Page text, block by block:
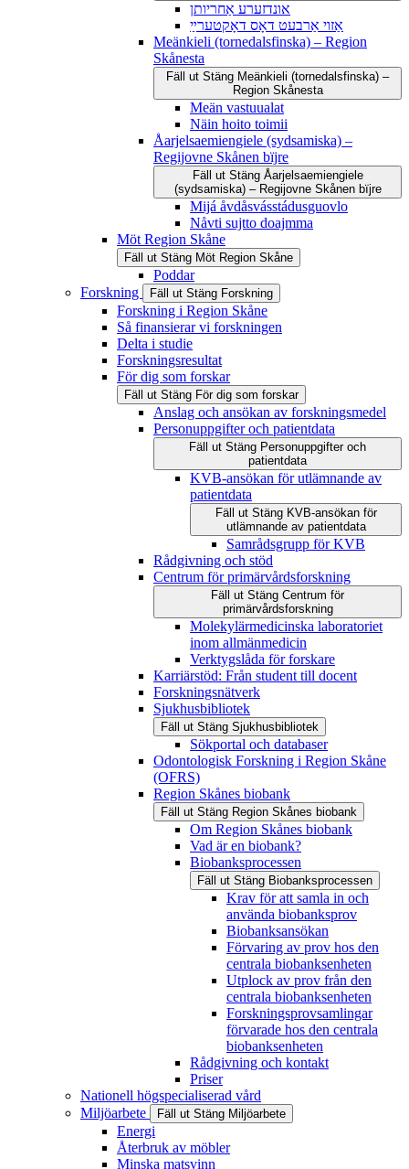
אונדזערע אַחריותן
אַזוי אַרבעט דאָס דאָקטערײַ
Meänkieli (tornedalsfinska) – Region
Skånesta
Fäll ut Stäng Meänkieli (tornedalsfinska) –
Region Skånesta
Meän vastuualat
Näin hoito toimii
Åarjelsaemiengiele (sydsamiska) –
Regijovne Skånen bïjre
Fäll ut Stäng Åarjelsaemiengiele
(sydsamiska) – Regijovne Skånen bïjre
Mijá åvdåsvásstádusguovlo
Nåvti sujtto doajmma
Möt Region Skåne
Fäll ut Stäng Möt Region Skåne
Poddar
Forskning
Fäll ut Stäng Forskning
Forskning i Region Skåne
Så finansierar vi forskningen
Delta i studie
Forskningsresultat
För dig som forskar
Fäll ut Stäng För dig som forskar
Anslag och ansökan av forskningsmedel
Personuppgifter och patientdata
Fäll ut Stäng Personuppgifter och
patientdata
KVB-ansökan för utlämnande av
patientdata
Fäll ut Stäng KVB-ansökan för
utlämnande av patientdata
Samrådsgrupp för KVB
Rådgivning och stöd
Centrum för primärvårdsforskning
Fäll ut Stäng Centrum för
primärvårdsforskning
Molekylärmedicinska laboratoriet
inom allmänmedicin
Verktygslåda för forskare
Karriärstöd: Från student till docent
Forskningsnätverk
Sjukhusbibliotek
Fäll ut Stäng Sjukhusbibliotek
Sökportal och databaser
Odontologisk Forskning i Region Skåne
(OFRS)
Region Skånes biobank
Fäll ut Stäng Region Skånes biobank
Om Region Skånes biobank
Vad är en biobank?
Biobanksprocessen
Fäll ut Stäng Biobanksprocessen
Krav för att samla in och
använda biobanksprov
Biobanksansökan
Förvaring av prov hos den
centrala biobanksenheten
Utplock av prov från den
centrala biobanksenheten
Forskningsprovsamlingar
förvarade hos den centrala
biobanksenheten
Rådgivning och kontakt
Priser
Nationell högspecialiserad vård
Miljöarbete
Fäll ut Stäng Miljöarbete
Energi
Återbruk av möbler
Minska matsvinn